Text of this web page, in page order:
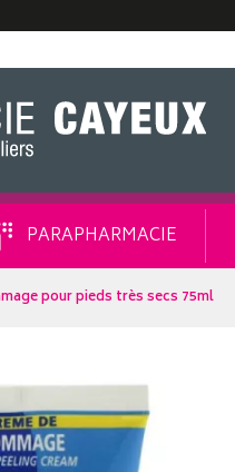
PARAPHARMACIE
pour pieds très secs 75ml